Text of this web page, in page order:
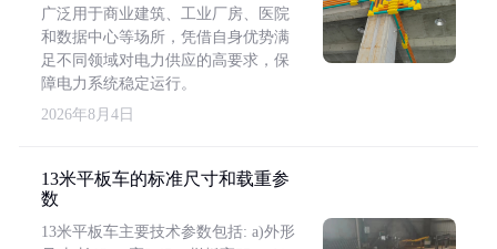
广泛用于商业建筑、工业厂房、医院
和数据中心等场所，凭借自身优势满
足不同领域对电力供应的高要求，保
障电力系统稳定运行。
2026年8月4日
13米平板车的标准尺寸和载重参
数
13米平板车主要技术参数包括: a)外形